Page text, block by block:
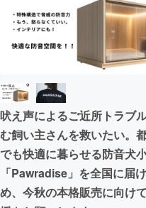
テクノロジー・
映像・映画
まちづくり・地
CAMPFIRE for Social
CAMPFIREふるさ
吠え声によるご近所トラブ
む飼い主さんを救いたい。
でも快適に暮らせる防音犬
「Pawradise」を全国に届
め、今秋の本格販売に向け